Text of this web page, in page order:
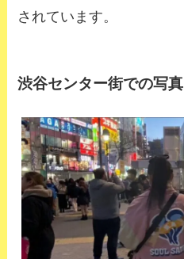
されています。
渋谷センター街での写真